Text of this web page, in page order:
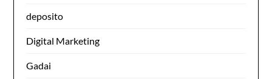
deposito
Digital Marketing
Gadai